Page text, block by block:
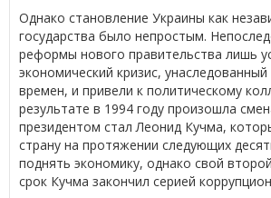
Однако становление Украины как
государства было непростым.
реформы нового правительства лишь
экономический кризис, унаследованный
времен, и привели к политическому
результате в 1994 году произошла
президентом стал Леонид Кучма,
страну на протяжении следующих
поднять экономику, однако свой
срок Кучма закончил серией